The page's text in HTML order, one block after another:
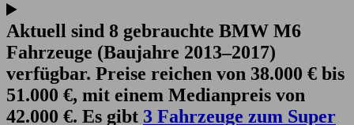
Aktuell sind 8 gebrauchte BMW M6
Fahrzeuge (Baujahre 2013–2017)
verfügbar. Preise reichen von 38.000 € bis
51.000 €, mit einem Medianpreis von
42.000 €. Es gibt 3 Fahrzeuge zum Super